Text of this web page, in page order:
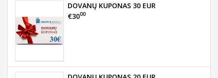
DOVANŲ KUPONAS 30 EUR
€3000